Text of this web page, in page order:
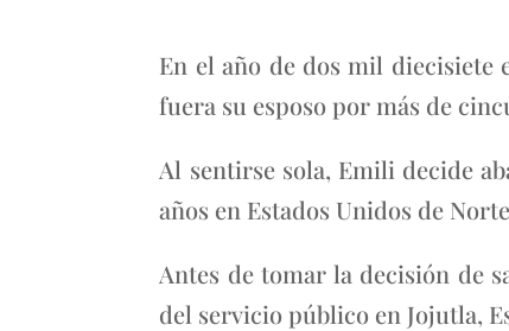
En el año de dos mil diecisiete
fuera su esposo por más de
Al sentirse sola, Emili decide
años en Estados Unidos de
Antes de tomar la decisión de
del servicio público en Jojutla,